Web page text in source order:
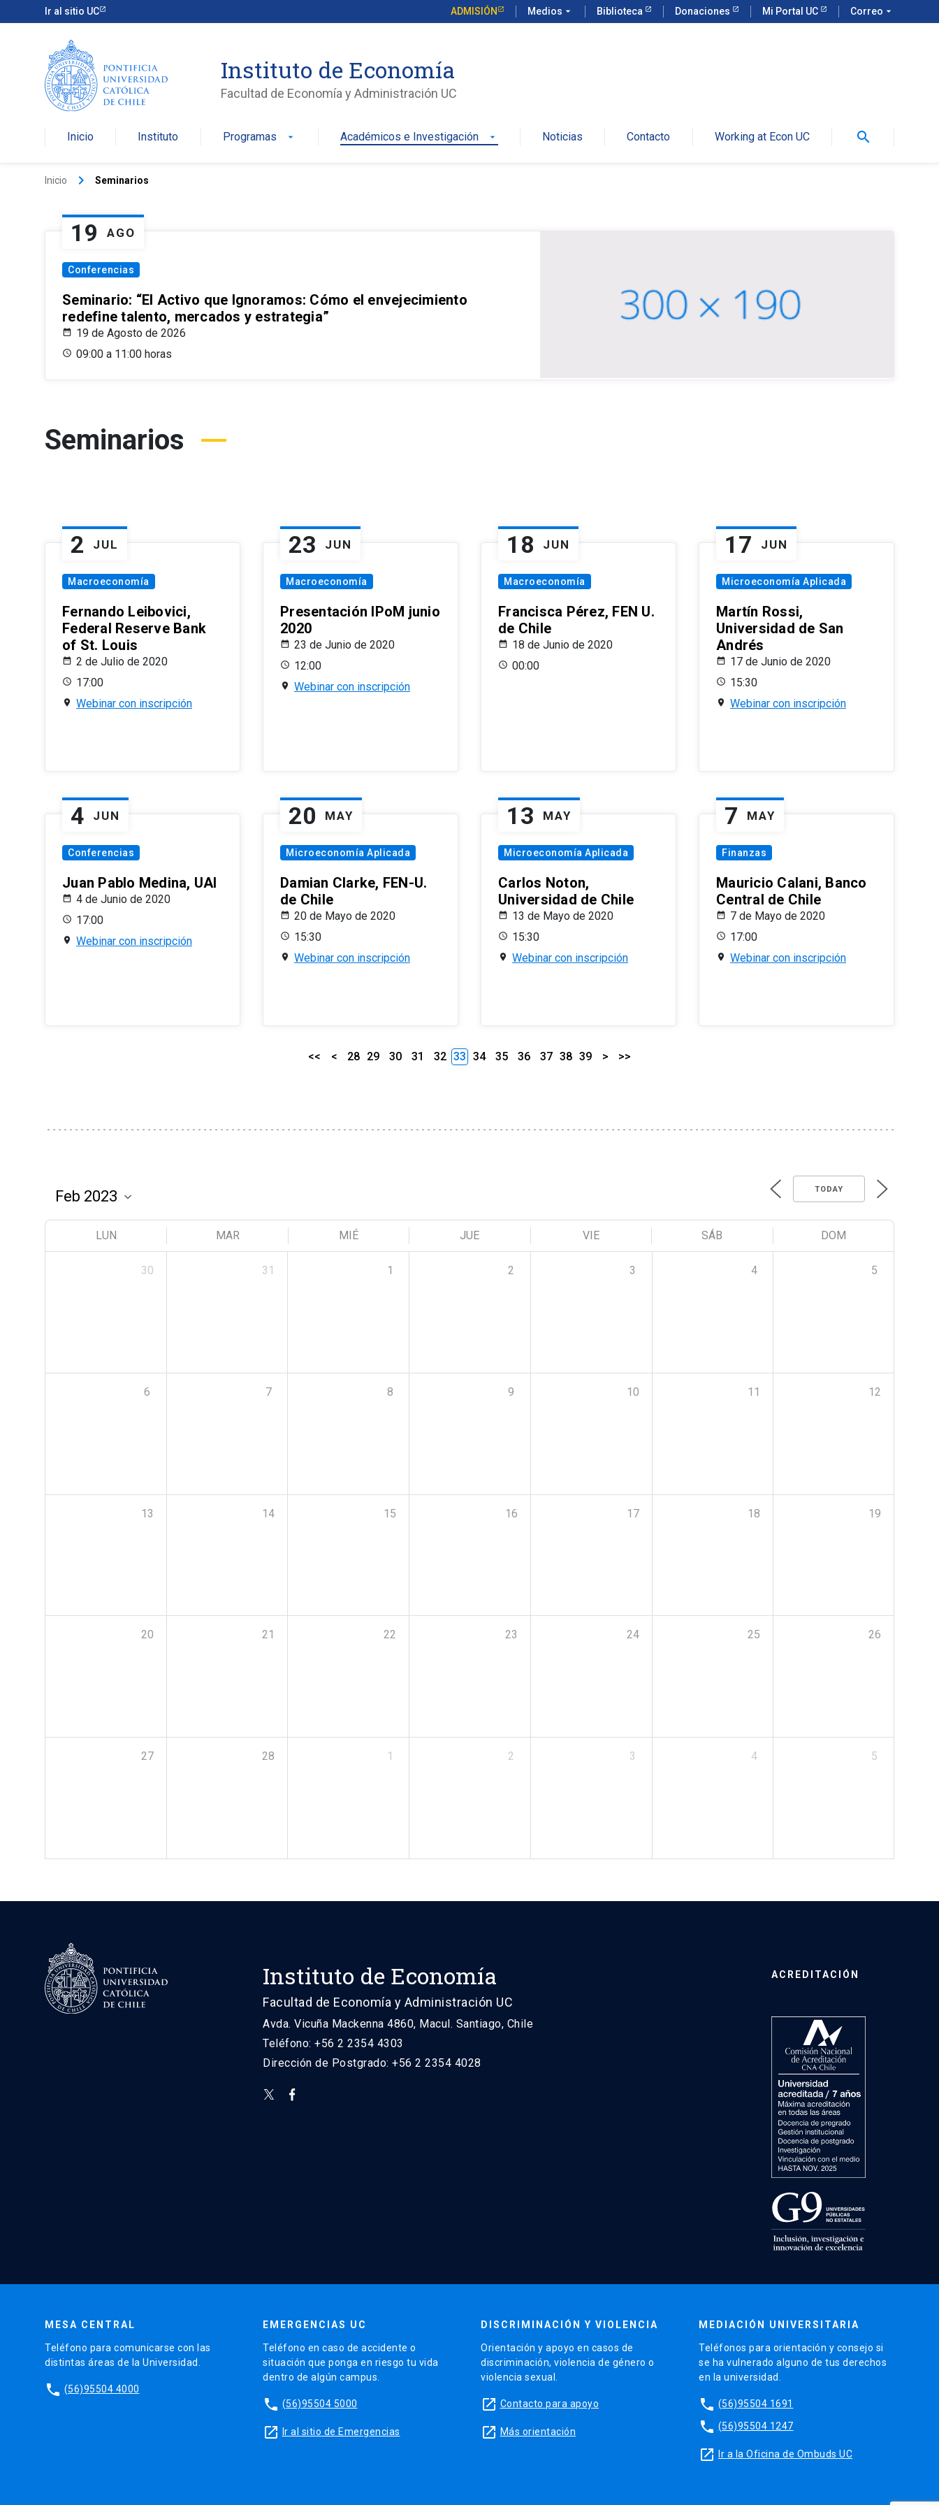
Ir al sitio UC ADMISIÓN Medios arrow_drop_down Biblioteca Donaciones Mi Portal UC Correo arrow_drop_down
Instituto de Economía
Facultad de Economía y Administración UC
Inicio Instituto Programas arrow_drop_down Académicos e Investigación arrow_drop_down Noticias Contacto Working at Econ UC search
Inicio keyboard_arrow_right Seminarios
19 AGO
Conferencias
Seminario: “El Activo que Ignoramos: Cómo el envejecimiento
redefine talento, mercados y estrategia”
19 de Agosto de 2026
09:00 a 11:00 horas
Seminarios
2 JUL
Macroeconomía
Fernando Leibovici,
Federal Reserve Bank
of St. Louis
2 de Julio de 2020
17:00
Webinar con inscripción
23 JUN
Macroeconomía
Presentación IPoM junio
2020
23 de Junio de 2020
12:00
Webinar con inscripción
18 JUN
Macroeconomía
Francisca Pérez, FEN U.
de Chile
18 de Junio de 2020
00:00
17 JUN
Microeconomía Aplicada
Martín Rossi,
Universidad de San
Andrés
17 de Junio de 2020
15:30
Webinar con inscripción
4 JUN
Conferencias
Juan Pablo Medina, UAI
4 de Junio de 2020
17:00
Webinar con inscripción
20 MAY
Microeconomía Aplicada
Damian Clarke, FEN-U.
de Chile
20 de Mayo de 2020
15:30
Webinar con inscripción
13 MAY
Microeconomía Aplicada
Carlos Noton,
Universidad de Chile
13 de Mayo de 2020
15:30
Webinar con inscripción
7 MAY
Finanzas
Mauricio Calani, Banco
Central de Chile
7 de Mayo de 2020
17:00
Webinar con inscripción
<< < 28 29 30 31 32 33 34 35 36 37 38 39 > >>
TODAY
LUN MAR MIÉ JUE VIE SÁB DOM
30 31 1 2 3 4 5
6 7 8 9 10 11 12
13 14 15 16 17 18 19
20 21 22 23 24 25 26
27 28 1 2 3 4 5
Instituto de Economía
Facultad de Economía y Administración UC
Avda. Vicuña Mackenna 4860, Macul. Santiago, Chile
Teléfono: +56 2 2354 4303
Dirección de Postgrado: +56 2 2354 4028
ACREDITACIÓN
MESA CENTRAL
Teléfono para comunicarse con las
distintas áreas de la Universidad.
phone (56)95504 4000
EMERGENCIAS UC
Teléfono en caso de accidente o
situación que ponga en riesgo tu vida
dentro de algún campus.
phone (56)95504 5000
launch Ir al sitio de Emergencias
DISCRIMINACIÓN Y VIOLENCIA
Orientación y apoyo en casos de
discriminación, violencia de género o
violencia sexual.
launch Contacto para apoyo
launch Más orientación
MEDIACIÓN UNIVERSITARIA
Teléfonos para orientación y consejo si
se ha vulnerado alguno de tus derechos
en la universidad.
phone (56)95504 1691
phone (56)95504 1247
launch Ir a la Oficina de Ombuds UC